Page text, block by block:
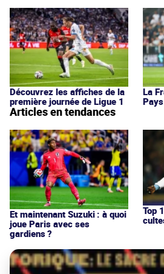
Découvrez les affiches de la
première journée de Ligue 1
La
Articles en tendances
Et maintenant Suzuki : à quoi
joue Paris avec ses
gardiens ?
Top